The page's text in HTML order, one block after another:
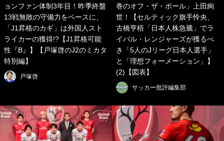
ョンファン体制3年目！昨季終盤
13戦無敗の守備力をベースに、
「J1昇格のカギ」は外国人スト
ライカーの獲得!?【J1昇格可能
性『B』】【戸塚啓のJ2のミカタ
特別編】
戸塚啓
巻のオフ・ザ・ボール」上田絢
世！【セルティック旗手怜央、
古橋亨梧「日本人株急騰」でラ
イバル・レンジャーズが獲るべ
き「5人のJリーグ日本人選手」
と「理想フォーメーション」】
(2)【図表】
サッカー批評編集部